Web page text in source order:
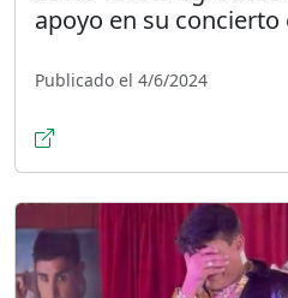
apoyo en su concierto
Publicado el 4/6/2024